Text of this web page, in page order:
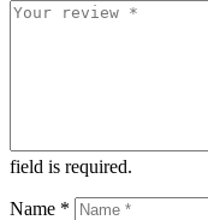
field is required.
Name *